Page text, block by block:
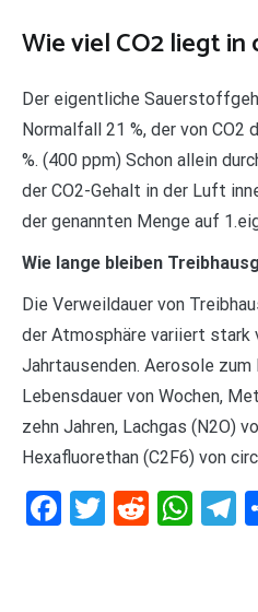
Wie viel CO2 liegt in
Der eigentliche
Normalfall 21 %, der von CO2
%. (400 ppm) Schon allein
der CO2-Gehalt in der Luft
der genannten Menge auf
Wie lange bleiben
Die Verweildauer von
der Atmosphäre variiert stark
Jahrtausenden. Aerosole
Lebensdauer von Wochen,
zehn Jahren, Lachgas (N2O)
Hexafluorethan (C2F6) von
Facebook
Twitter
Reddit